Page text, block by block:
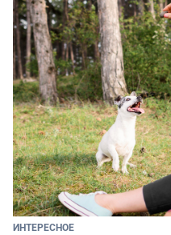
ИНТЕРЕСНОЕ